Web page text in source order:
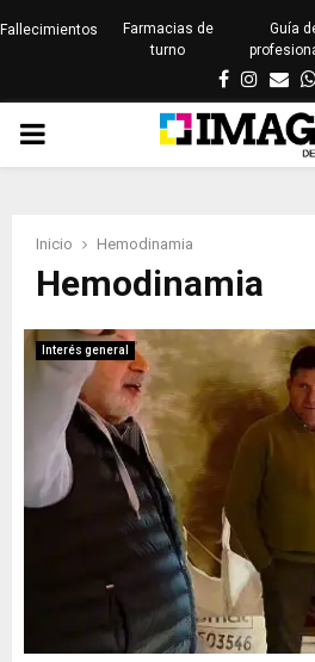
Fallecimientos
Farmacias de
turno
Guía
Facebook
PRIMARY
Inicio Hemodinamia
Hemodinamia
Interés general